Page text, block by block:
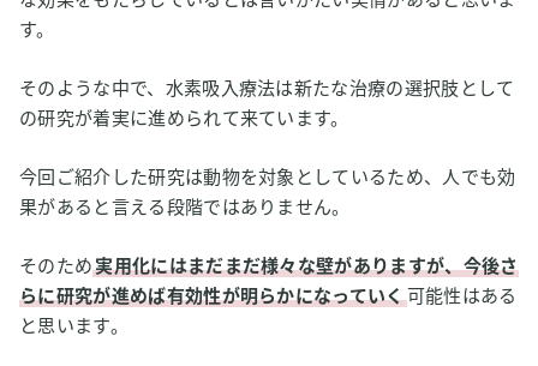
す。
そのような中で、水素吸入療法は新たな治療の選択肢として
の研究が着実に進められて来ています。
今回ご紹介した研究は動物を対象としているため、人でも効
果があると言える段階ではありません。
そのため実用化にはまだまだ様々な壁がありますが、今後さ
らに研究が進めば有効性が明らかになっていく可能性はある
と思います。